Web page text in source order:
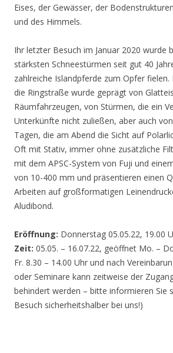
Eises, der Gewässer, der Bodenstrukturen
und des Himmels.
Ihr letzter Besuch im Januar 2020 wurde
stärksten Schneestürmen seit gut 40
zahlreiche Islandpferde zum Opfer
die Ringstraße wurde geprägt von
Räumfahrzeugen, von Stürmen, die ein
Unterkünfte nicht zuließen, aber auch
Tagen, die am Abend die Sicht auf
Oft mit Stativ, immer ohne zusätzliche
mit dem APSC-System von Fuji und
von 10-400 mm und präsentieren einen
Arbeiten auf großformatigen
Aludibond.
Eröffnung: Donnerstag 05.05.22, 19.00
Zeit: 05.05. – 16.07.22, geöffnet Mo. –
Fr. 8.30 – 14.00 Uhr und nach
oder Seminare kann zeitweise der
behindert werden – bitte informieren Sie
Besuch sicherheitshalber bei uns!)